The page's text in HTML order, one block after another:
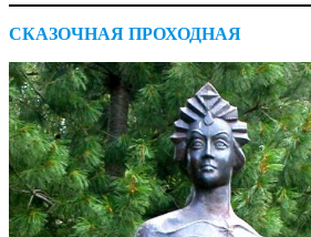
СКАЗОЧНАЯ ПРОХОДНАЯ